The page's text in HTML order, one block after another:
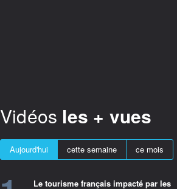
Vidéos les + vues
Aujourd'hui cette semaine ce mois
Le tourisme français impacté par les